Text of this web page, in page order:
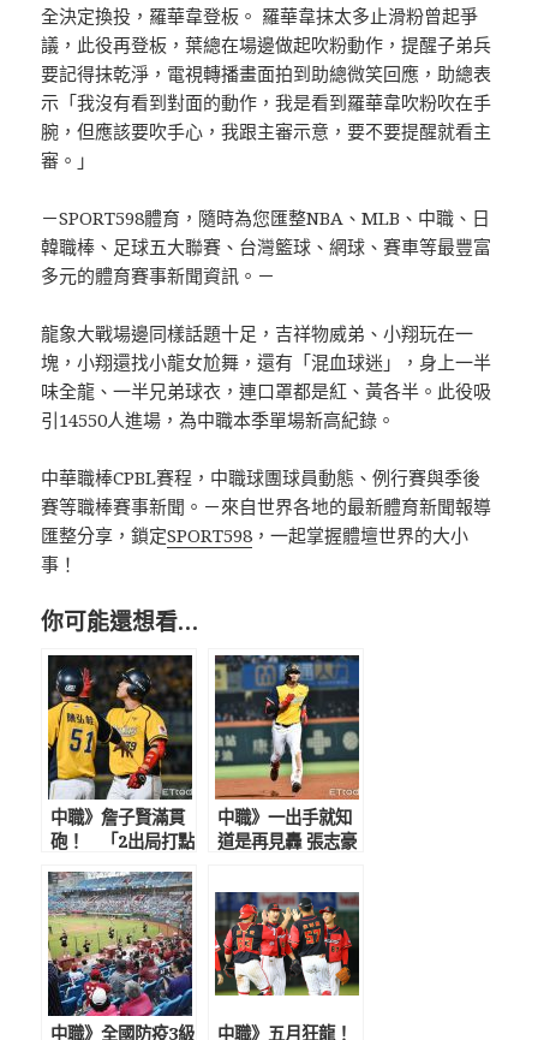
全決定換投，羅華韋登板。 羅華韋抹太多止滑粉曾起爭
議，此役再登板，葉總在場邊做起吹粉動作，提醒子弟兵
要記得抹乾淨，電視轉播畫面拍到助總微笑回應，助總表
示「我沒有看到對面的動作，我是看到羅華韋吹粉吹在手
腕，但應該要吹手心，我跟主審示意，要不要提醒就看主
審。」
－SPORT598體育，隨時為您匯整NBA、MLB、中職、日
韓職棒、足球五大聯賽、台灣籃球、網球、賽車等最豐富
多元的體育賽事新聞資訊。－
龍象大戰場邊同樣話題十足，吉祥物威弟、小翔玩在一
塊，小翔還找小龍女尬舞，還有「混血球迷」，身上一半
味全龍、一半兄弟球衣，連口罩都是紅、黃各半。此役吸
引14550人進場，為中職本季單場新高紀錄。
中華職棒CPBL賽程，中職球團球員動態、例行賽與季後
賽等職棒賽事新聞。－來自世界各地的最新體育新聞報導
匯整分享，鎖定SPORT598 ，一起掌握體壇世界的大小
事！
你可能還想看…
中職》詹子賢滿貫
砲！ 「2出局打點
就怕被換
中職》一出手就知
道是再見轟 張志豪
打陳韻文！助兄弟
勝統一獅
中職》全國防疫3級
中職》五月狂龍！